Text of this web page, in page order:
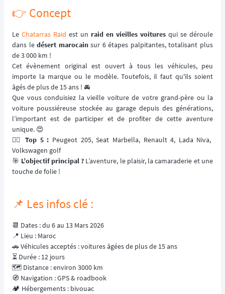
👉 Concept
Le Chatarras Raid est un raid en vieilles voitures qui se déroule
dans ledésert marocainsur 6 étapes palpitantes, totalisant plus
de 3 000 km !
Cet évènement original est ouvert à tous les véhicules, peu
importe la marque ou le modèle. Toutefois, il faut qu'ils soient
âgés de plus de 15 ans ! 🚘
Que vous conduisiez la vieille voiture de votre grand-père ou la
voiture poussiéreuse stockée au garage depuis des générations,
l’important est de participer et de profiter de cette aventure
unique. 😍
👉🏼Top 5 : Peugeot 205, Seat Marbella, Renault 4, Lada Niva,
Volkswagen golf
🎯 L’objectif principal ? L’aventure, le plaisir, la camaraderie et une
touche de folie !
📌 Les infos clé :
📆 Dates : du 6 au 13 Mars 2026
📍 Lieu : Maroc
🚗 Véhicules acceptés : voitures âgées de plus de 15 ans
⏳ Durée : 12 jours
🗺️ Distance : environ 3000 km
🧭 Navigation : GPS & roadbook
🏕️ Hébergements : bivouac